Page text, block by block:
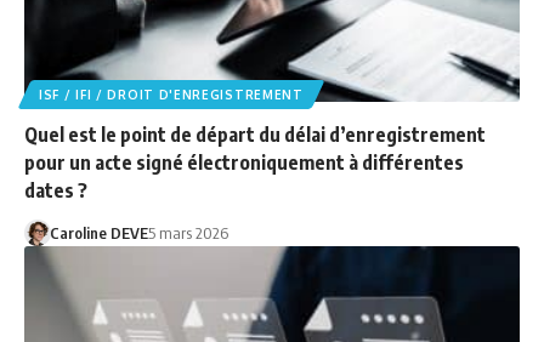
ISF / IFI / DROIT D'ENREGISTREMENT
Quel est le point de départ du délai d’enregistrement
pour un acte signé électroniquement à différentes
dates ?
Caroline DEVE5 mars 2026